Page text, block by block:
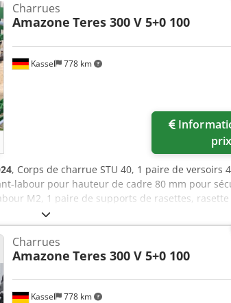
Kassel 778 km
Charrues
Amazone Teres 300 V 5+0 100
Information sur le
prix
, Corps de charrue STU 40, 1 paire de versoirs
labour pour hauteur de cadre 80 mm pour
M2, 1 paire de supports de rasettes, rasette
montage de corps compris. Dcsdpfst A Udyjx
Kassel 778 km
Charrues
Amazone Teres 300 V 5+0 100